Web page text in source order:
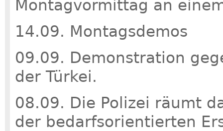
Montagvormittag an
14.09. Montagsdemos
09.09. Demonstration
der Türkei.
08.09. Die Polizei räumt
der bedarfsorientierten